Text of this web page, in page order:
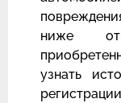
ниже от
узнать